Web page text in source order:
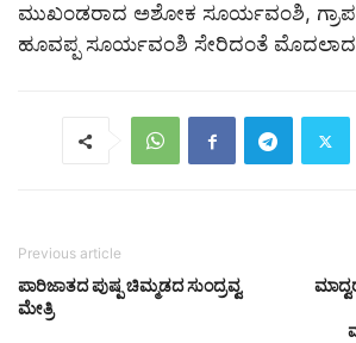
ಮುಖಂಡರಾದ ಅಶೋಕ ಸೂರ್ಯವಂಶಿ,
ಹೂವಪ್ಪ ಸೂರ್ಯವಂಶಿ ಸೇರಿದಂತೆ
Previous article
ಪಾರಿಜಾತದ ಪುಷ್ಪ ಚಿಮ್ಮಡದ ಸುಂದ್ರವ್ವ
ಮೇತ್ರಿ